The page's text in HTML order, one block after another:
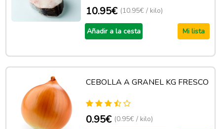
10.95€ (10.95€ / kilo)
Añadir a la cesta Mi lista
CEBOLLA A GRANEL KG FRESCO
0.95€ (0.95€ / kilo)